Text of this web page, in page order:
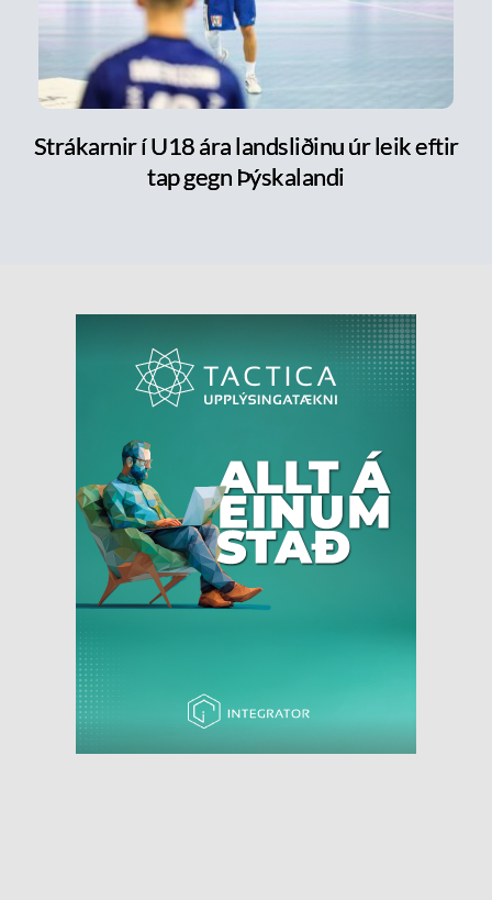
Strákarnir í U18 ára landsliðinu úr leik eftir
tap gegn Þýskalandi